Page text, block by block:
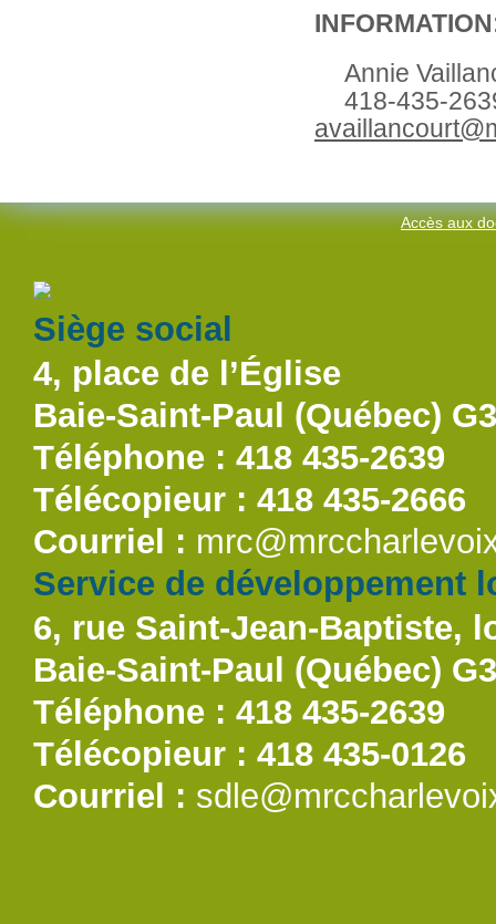
Annie
418-435-
Accès aux
Siège social
4, place de l’Église
Baie-Saint-Paul (Québec)
Téléphone : 418 435-2639
Télécopieur : 418 435-2666
Courriel :
Service de développement
6, rue Saint-Jean-Baptiste,
Baie-Saint-Paul (Québec)
Téléphone : 418 435-2639
Télécopieur : 418 435-0126
Courriel :